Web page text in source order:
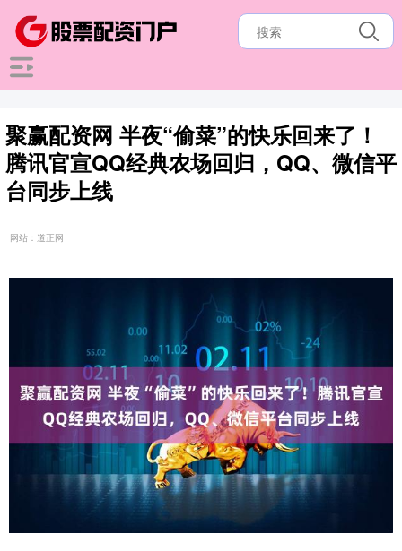
聚赢配资网 半夜“偷菜”的快乐回来了！
腾讯官宣QQ经典农场回归，QQ、微信平
台同步上线
网站：道正网